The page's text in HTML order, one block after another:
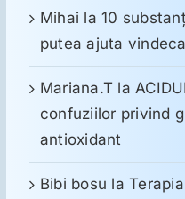
Mihai la10
putea ajuta
Mariana.T la
confuziilor privind
antioxidant
Bibi bosu la